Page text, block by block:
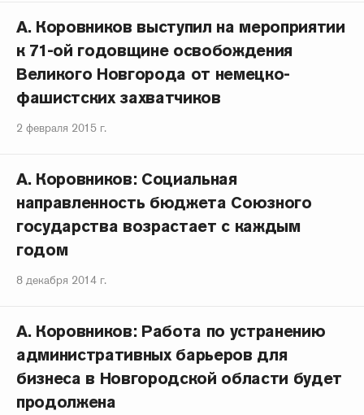
А. Коровников выступил на мероприятии
к 71-ой годовщине освобождения
Великого Новгорода от немецко-
фашистских захватчиков
2 февраля 2015 г.
А. Коровников: Социальная
направленность бюджета Союзного
государства возрастает с каждым
годом
8 декабря 2014 г.
А. Коровников: Работа по устранению
административных барьеров для
бизнеса в Новгородской области будет
продолжена